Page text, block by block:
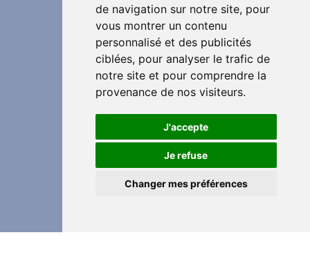
de navigation sur notre site, pour
vous montrer un contenu
personnalisé et des publicités
ciblées, pour analyser le trafic de
notre site et pour comprendre la
provenance de nos visiteurs.
J'accepte
Je refuse
Changer mes préférences